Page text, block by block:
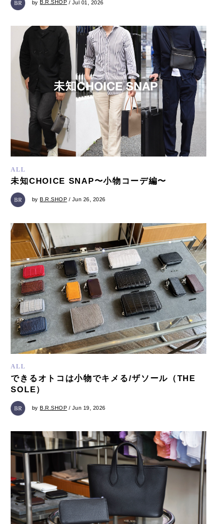
by B.R.SHOP / Jul 01, 2026
ALL
未知CHOICE SNAP〜小物コーデ編〜
byB.R.SHOP / Jun 26, 2026
ALL
できるオトコは小物でキメる/ザソール（THE
SOLE）
byB.R.SHOP / Jun 19, 2026